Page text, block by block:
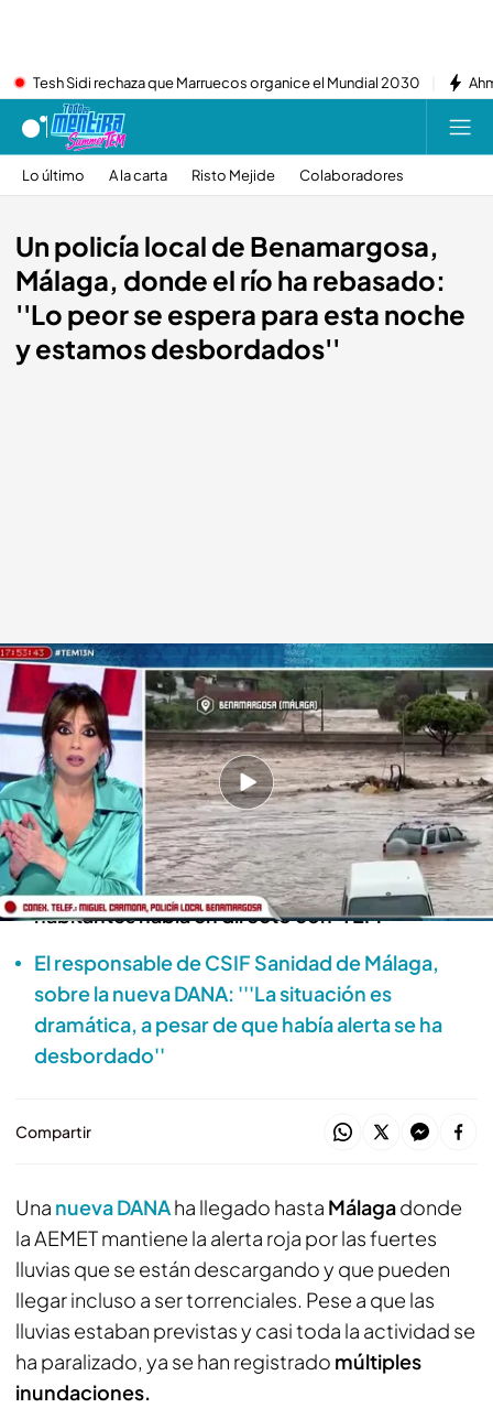
Tesh Sidi rechaza que Marruecos organice el Mundial 2030
Lo último A la carta Risto Mejide Colaboradores
Un policía local de Benamargosa,
Málaga, donde el río ha rebasado:
''Lo peor se espera para esta noche
y estamos desbordados''
Hablamos con Miguel Carmona, policía
Todo es mentira
13 NOV 2024 - 18:57h.
El río de Benamargosa se ha desbordado
dejando innumerables daños materiales
El único policía local del pueblo de 1.500
habitantes habla en directo con 'TEM'
El responsable de CSIF Sanidad de Málaga,
sobre la nueva DANA: '''La situación es
dramática, a pesar de que había alerta se ha
desbordado''
Compartir
Una nueva DANAha llegado hasta Málagadonde
la AEMET mantiene la alerta roja por las fuertes
lluvias que se están descargando y que pueden
llegar incluso a ser torrenciales. Pese a que las
lluvias estaban previstas y casi toda la actividad se
ha paralizado, ya se han registrado múltiples
inundaciones.